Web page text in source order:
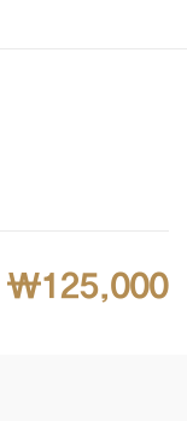
₩125,000